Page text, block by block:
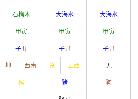
石榴木 大海水 大海水
甲寅 甲寅 甲寅
子丑 子丑 子丑
坤 西南 兑 正西 无
猴 猪 狗